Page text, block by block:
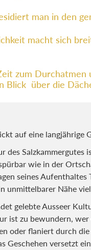
man in den
macht sich
zum Durchatmen
Blick über die
auf eine langjährige
des Salzkammergutes
wie in der
seines Aufenthaltes
unmittelbarer Nähe
gelebte Ausseer
ist zu bewundern,
oder flaniert durch
Geschehen versetzt